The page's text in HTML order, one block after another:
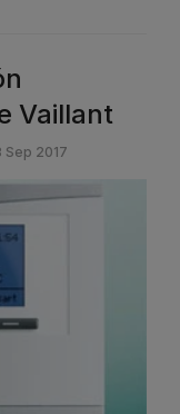
Vaillant
Sep 2017